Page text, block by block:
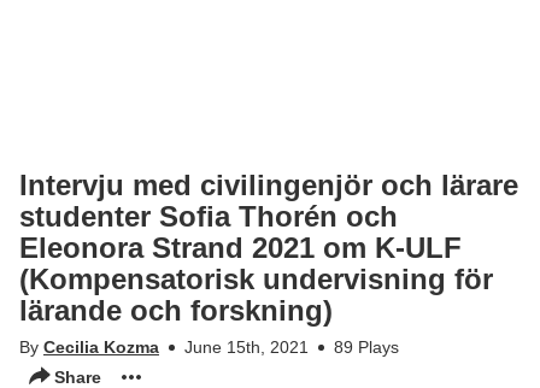
Intervju med civilingenjör och lärare
studenter Sofia Thorén och
Eleonora Strand 2021 om K-ULF
(Kompensatorisk undervisning för
lärande och forskning)
By Cecilia Kozma June 15th, 2021
89 Plays
Share